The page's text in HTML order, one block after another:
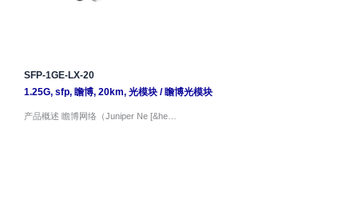
SFP-1GE-LX-20
1.25G, sfp, 瞻博, 20km, 光模块/ 瞻博光模块
产品概述 瞻博网络（Juniper Ne [&he…